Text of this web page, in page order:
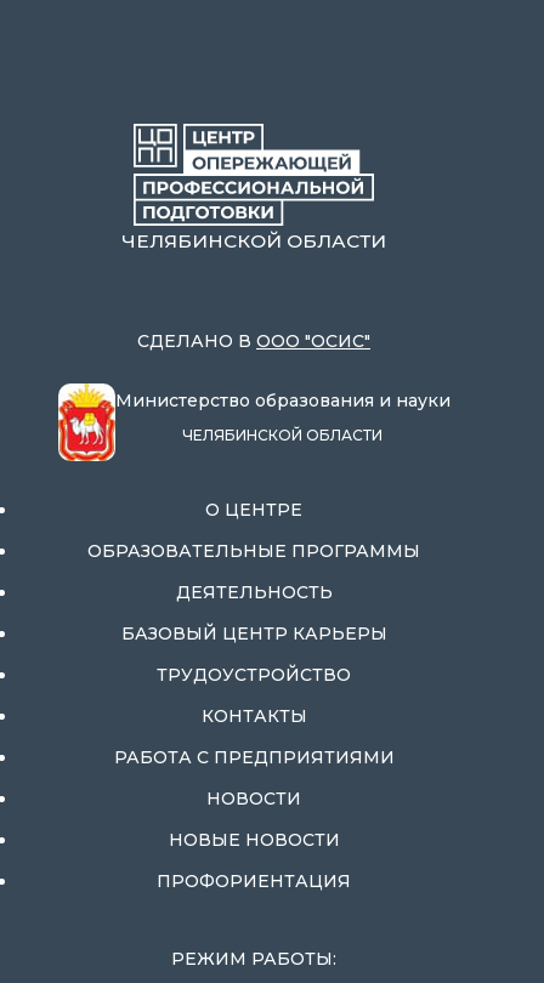
ЧЕЛЯБИНСКОЙ ОБЛАСТИ
СДЕЛАНО В ООО "ОСИС"
Министерство образования и науки
ЧЕЛЯБИНСКОЙ ОБЛАСТИ
О ЦЕНТРЕ
ОБРАЗОВАТЕЛЬНЫЕ ПРОГРАММЫ
ДЕЯТЕЛЬНОСТЬ
БАЗОВЫЙ ЦЕНТР КАРЬЕРЫ
ТРУДОУСТРОЙСТВО
КОНТАКТЫ
РАБОТА С ПРЕДПРИЯТИЯМИ
НОВОСТИ
НОВЫЕ НОВОСТИ
ПРОФОРИЕНТАЦИЯ
РЕЖИМ РАБОТЫ: